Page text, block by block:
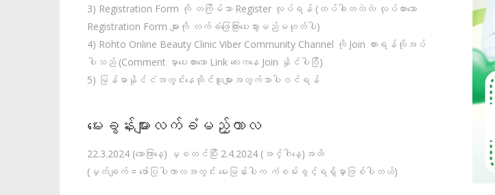
3) Registration Form ကို တကြိမ်သာ Register လုပ်ရန် (ထပ်ခါတလဲလဲ လုပ်ထားသော
Registration Form များကို လက်ခံဖြေကြားပေးသွားမည်မဟုတ်ပါ)
4) Rohto Online Beauty Clinic Viber Community Channel ကို Join ထားရန်လိုအပ်
ပါသည် (Comment မှာပေးထားသော Link လေးကနေ Join နိုင်ပါပြီ)
5) မြန်မာနိုင်ငံအတွင်းနေထိုင်သူများအတွက်သာပါဝင်ရန်
မေးခွန်းများလက်ခံမည့်ကာလ
22.3.2024 (သောကြာနေ့) မှစတင်ပြီး 2.4.2024 (အင်္ဂါနေ့)အထိ
(မှတ်ချက် = ဖော်ပြပါကာလအတွင်း မေးမြန်းပါက ကံစမ်းခွင့်ရရှိမှာဖြစ်ပါတယ်)